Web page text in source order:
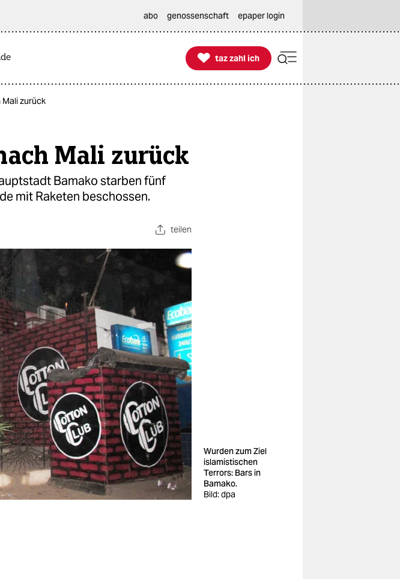
abo genossenschaft epaper login

taz zahl ich
taz zahl ich
Mali zurück
Mali zurück
Bamako starben fünf
mit Raketen beschossen.
teilen
Wurden zum Ziel
islamistischen
Terrors: Bars in
Bamako.
Bild: dpa